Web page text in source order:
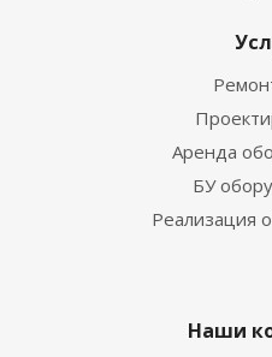
Аренда
БУ
Реализация
Наши